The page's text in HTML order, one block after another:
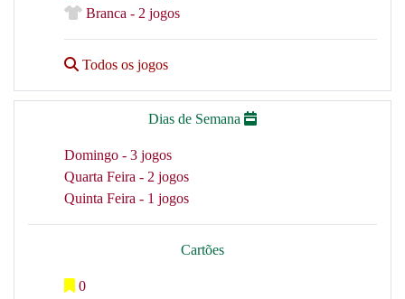
Branca - 2 jogos
Todos os jogos
Dias de Semana
Domingo - 3 jogos
Quarta Feira - 2 jogos
Quinta Feira - 1 jogos
Cartões
0